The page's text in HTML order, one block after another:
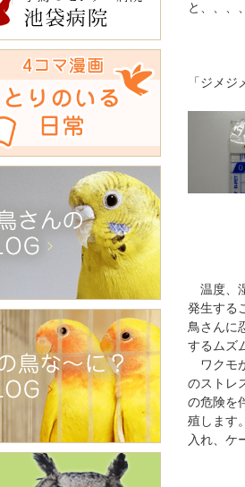
と、、、
「ジメジ
温度、
発生する
鳥さんに
するムズ
ワクモ
のストレ
の危険を
殖します
入れ、ケ